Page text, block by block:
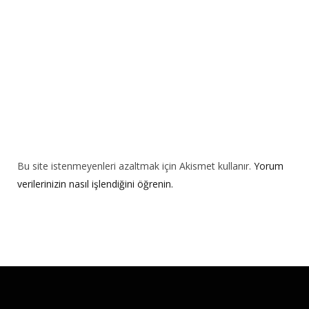
Bu site istenmeyenleri azaltmak için Akismet kullanır. Yorum
verilerinizin nasıl işlendiğini öğrenin.